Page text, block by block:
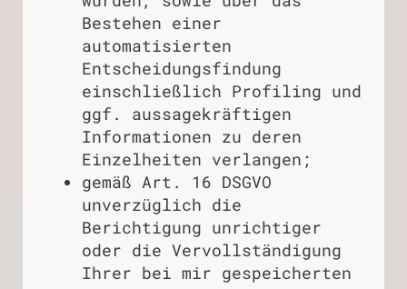
Bestehen einer
automatisierten
Entscheidungsfindung
einschließlich Profiling und
ggf. aussagekräftigen
Informationen zu deren
Einzelheiten verlangen;
gemäß Art. 16 DSGVO
unverzüglich die
Berichtigung unrichtiger
oder die Vervollständigung
Ihrer bei mir gespeicherten